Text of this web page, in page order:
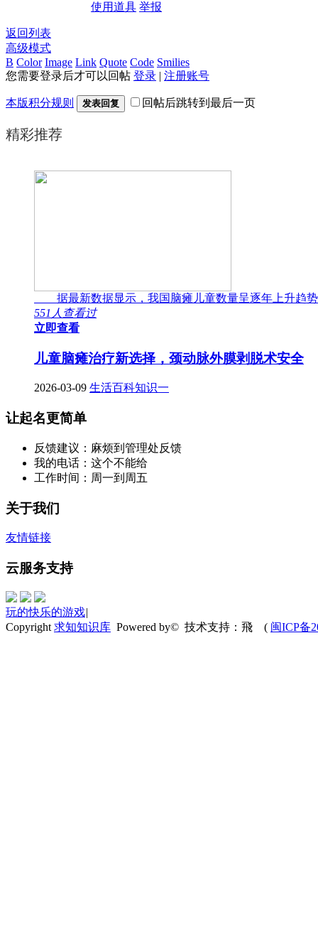
使用道具 举报
返回列表
高级模式
B Color Image Link Quote Code Smilies
您需要登录后才可以回帖 登录 | 注册账号
本版积分规则 发表回复 回帖后跳转到最后一页
精彩推荐
据最新数据显示，我国脑瘫儿童数量呈逐年上升趋势
551人查看过
立即查看
儿童脑瘫治疗新选择，颈动脉外膜剥脱术安全
2026-03-09 生活百科知识一
让起名更简单
反馈建议：麻烦到管理处反馈
我的电话：这个不能给
工作时间：周一到周五
关于我们
友情链接
云服务支持
玩的快乐的游戏|
Copyright 求知知识库 Powered by© 技术支持：飛 ( 闽ICP备